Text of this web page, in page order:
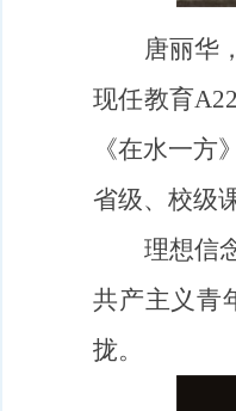
唐丽华
现任教育
《在水一
省级、校级
理想信
共产主义青
拢。